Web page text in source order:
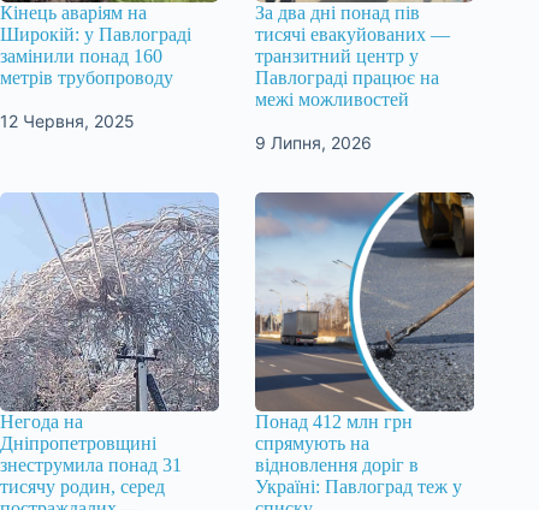
Кінець аваріям на
Широкій: у Павлограді
замінили понад 160
метрів трубопроводу
12 Червня, 2025
За два дні понад пів
тисячі евакуйованих —
транзитний центр у
Павлограді працює на
межі можливостей
9 Липня, 2026
Негода на
Дніпропетровщині
знеструмила понад 31
тисячу родин, серед
Понад 412 млн грн
спрямують на
відновлення доріг в
Україні: Павлоград теж у